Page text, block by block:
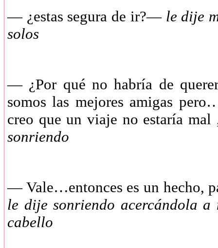
— ¿estas segura de ir?—le dije
solos
— ¿Por qué no habría de
somos las mejores amigas
creo que un viaje no estaría
sonriendo
— Vale…entonces es un hecho,
le dije sonriendo acercándola a
cabello